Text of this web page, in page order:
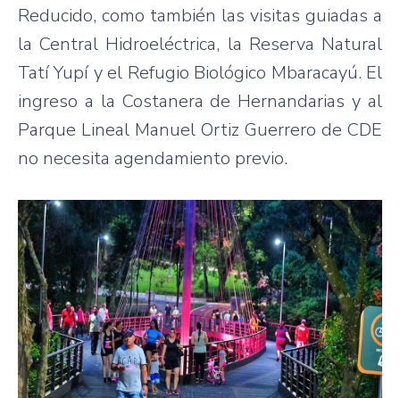
Reducido, como también las visitas guiadas a
la Central Hidroeléctrica, la Reserva Natural
Tatí Yupí y el Refugio Biológico Mbaracayú. El
ingreso a la Costanera de Hernandarias y al
Parque Lineal Manuel Ortiz Guerrero de CDE
no necesita agendamiento previo.